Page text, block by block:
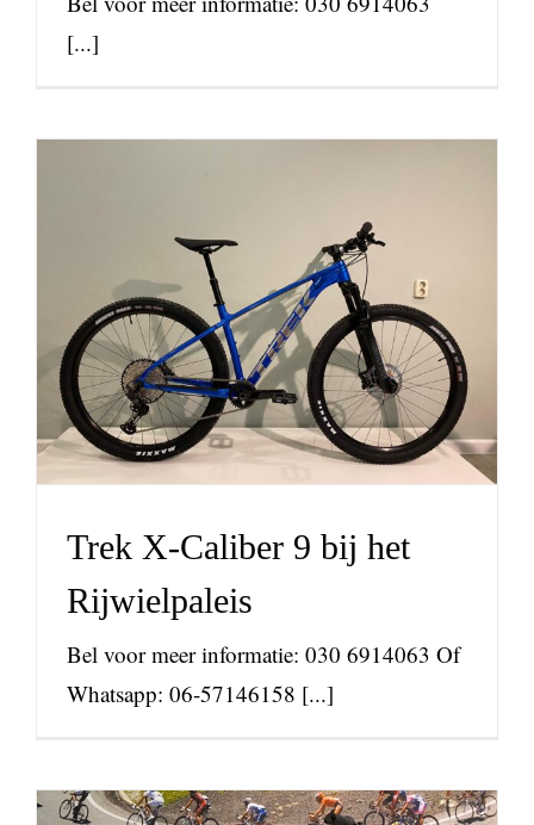
[...]
Trek X-Caliber 9 bij het
Rijwielpaleis
nieuws
Trek X-Caliber 9 bij het
Rijwielpaleis
Bel voor meer informatie: 030 6914063 Of
Whatsapp: 06-57146158 [...]